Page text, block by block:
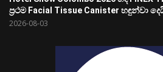
ප්‍රථම Facial Tissue Canister හඳුන්වා
2026-08-03